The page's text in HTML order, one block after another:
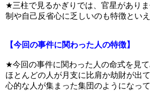
★三柱で見るかぎりでは、官星があり
制や自己反省心に乏しいのも特徴といえ
【今回の事件に関わった人の特徴】
★今回の事件に関わった人の命式を見て
ほとんどの人が月支に比肩か劫財が出
心的な人が集まった集団のようになっ